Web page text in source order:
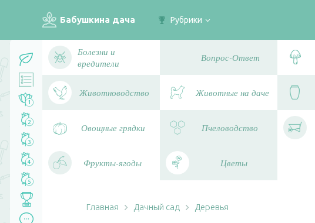
Бабушкина дача Рубрики
1
2
3
4
5
Болезни и
вредители
Вопрос-Ответ
Животноводство Животные на даче
Овощные грядки Пчеловодство
Фрукты-ягоды Цветы
Главная Дачный сад Деревья